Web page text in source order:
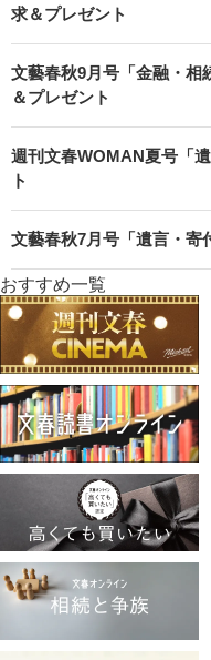
求＆プレゼント
文藝春秋9月号「金融・相
＆プレゼント
週刊文春WOMAN夏号「
ト
文藝春秋7月号「遺言・寄
おすすめ一覧